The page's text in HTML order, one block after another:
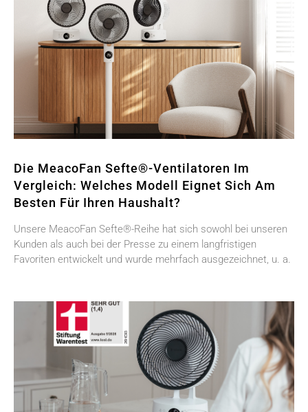
Die MeacoFan Sefte®-Ventilatoren Im
Vergleich: Welches Modell Eignet Sich Am
Besten Für Ihren Haushalt?
Unsere MeacoFan Sefte®-Reihe hat sich sowohl bei unseren
Kunden als auch bei der Presse zu einem langfristigen
Favoriten entwickelt und wurde mehrfach ausgezeichnet, u. a.